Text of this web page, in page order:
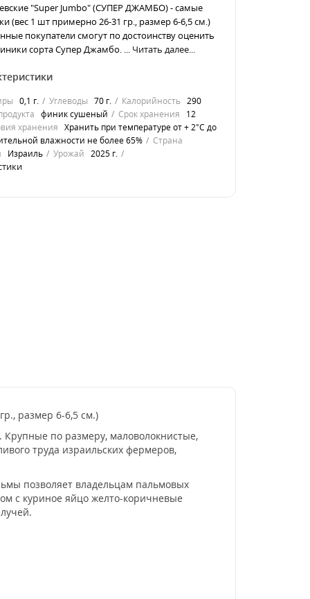
"Super Jumbo" (СУПЕР ДЖАМБО) - самые
(вес 1 шт примерно 26-31 гр., размер 6-6,5 см.)
покупатели смогут по достоинству оценить
сорта Супер Джамбо. ... Читать далее...
0,1 г. Углеводы 70 г. Калорийность 290
финик сушеный Срок хранения
12
хранения Хранить при температуре от + 2°С до
влажности не более 65%
Страна
Израиль Урожай 2025 г.
размер 6-6,5 см.)
Крупные по размеру, маловолокнистые,
труда израильских фермеров,
позволяет владельцам пальмовых
с куриное яйцо желто-коричневые